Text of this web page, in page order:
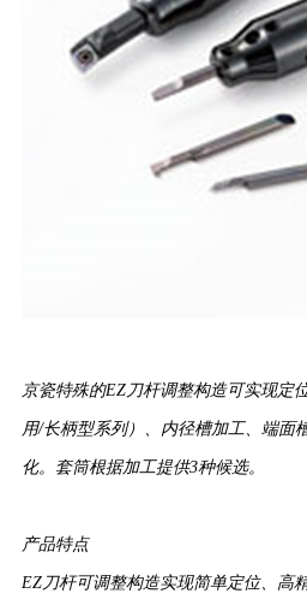
京瓷特殊的EZ刀杆调整构造可实现定
用/长柄型系列）、内径槽加工、端面
化。套筒根据加工提供3种候选。
产品特点
EZ刀杆可调整构造实现简单定位、高